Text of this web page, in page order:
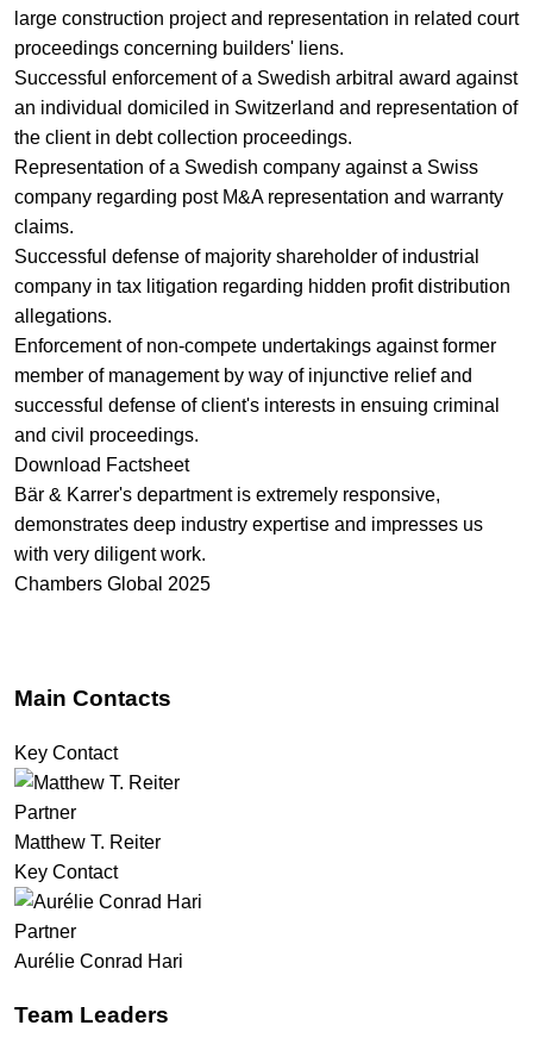
large construction project and representation in related court
proceedings concerning builders' liens.
Successful enforcement of a Swedish arbitral award against
an individual domiciled in Switzerland and representation of
the client in debt collection proceedings.
Representation of a Swedish company against a Swiss
company regarding post M&A representation and warranty
claims.
Successful defense of majority shareholder of industrial
company in tax litigation regarding hidden profit distribution
allegations.
Enforcement of non-compete undertakings against former
member of management by way of injunctive relief and
successful defense of client's interests in ensuing criminal
and civil proceedings.
Download Factsheet
Bär & Karrer's department is extremely responsive,
demonstrates deep industry expertise and impresses us
with very diligent work.
Chambers Global 2025
Bär & Karrer are client-focused and have a great amount of
relevant work experience. The team are also able to grasp
complex structures and cross-border dealings straight away.
Chambers Global 2025
Main Contacts
Key Contact
Partner
Matthew T. Reiter
Key Contact
Partner
Aurélie Conrad Hari
Team Leaders